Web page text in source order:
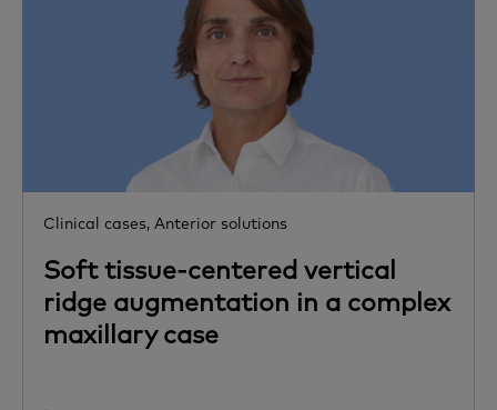
Clinical cases, Anterior solutions
Soft tissue-centered vertical
ridge augmentation in a complex
maxillary case